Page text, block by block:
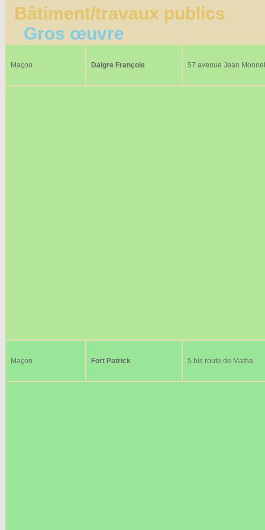
Bâtiment/travaux publics
Gros œuvre
Maçon Daigre François 57 avenue Jean Monnet
Maçon Fort Patrick 5 bis route de Matha